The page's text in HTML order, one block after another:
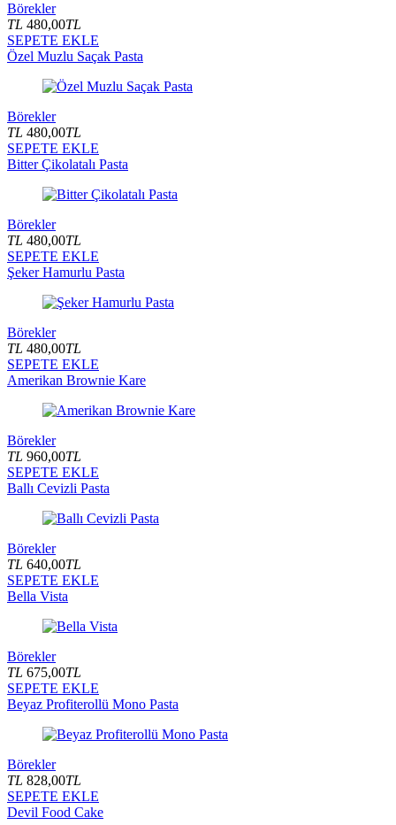
Börekler
TL 480,00TL
SEPETE EKLE
Özel Muzlu Saçak Pasta
Börekler
TL 480,00TL
SEPETE EKLE
Bitter Çikolatalı Pasta
Börekler
TL 480,00TL
SEPETE EKLE
Şeker Hamurlu Pasta
Börekler
TL 480,00TL
SEPETE EKLE
Amerikan Brownie Kare
Börekler
TL 960,00TL
SEPETE EKLE
Ballı Cevizli Pasta
Börekler
TL 640,00TL
SEPETE EKLE
Bella Vista
Börekler
TL 675,00TL
SEPETE EKLE
Beyaz Profiterollü Mono Pasta
Börekler
TL 828,00TL
SEPETE EKLE
Devil Food Cake